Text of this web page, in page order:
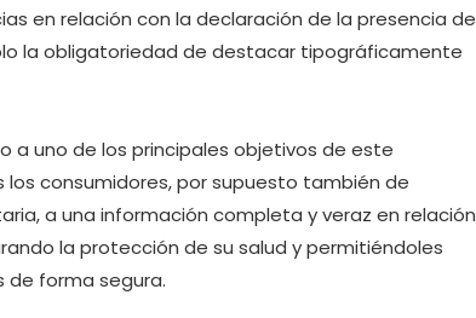
en relación con la declaración de la presencia de
la obligatoriedad de destacar tipográficamente
a uno de los principales objetivos de este
consumidores, por supuesto también de
a una información completa y veraz en relación
la protección de su salud y permitiéndoles
de forma segura.